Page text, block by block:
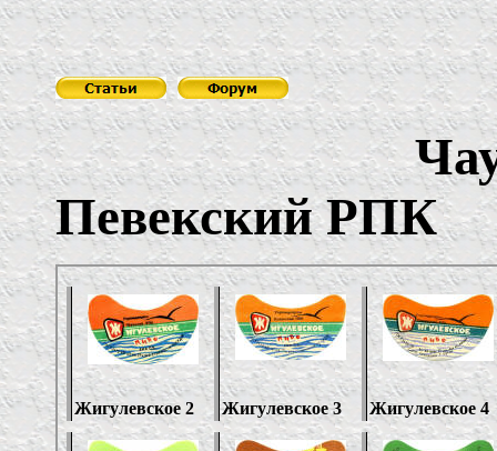
Певекский РПК